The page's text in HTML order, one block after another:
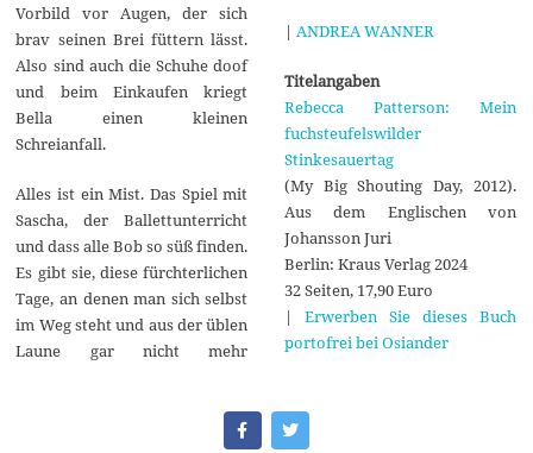
Vorbild vor Augen, der sich
brav seinen Brei füttern lässt.
Also sind auch die Schuhe doof
und beim Einkaufen kriegt
Bella einen kleinen
Schreianfall.
Alles ist ein Mist. Das Spiel mit
Sascha, der Ballettunterricht
und dass alle Bob so süß finden.
Es gibt sie, diese fürchterlichen
Tage, an denen man sich selbst
im Weg steht und aus der üblen
Laune gar nicht mehr
| ANDREA WANNER
Titelangaben
Rebecca Patterson: Mein
fuchsteufelswilder
Stinkesauertag
(My Big Shouting Day, 2012).
Aus dem Englischen von
Johansson Juri
Berlin: Kraus Verlag 2024
32 Seiten, 17,90 Euro
| Erwerben Sie dieses Buch
portofrei bei Osiander